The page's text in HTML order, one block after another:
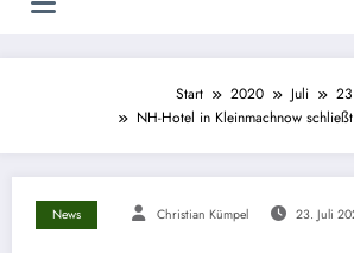
Start 2020 Juli
NH-Hotel in Kleinmachnow
News Christian Kümpel 23. Juli